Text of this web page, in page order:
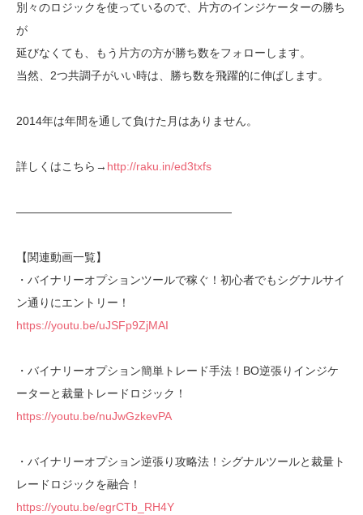
別々のロジックを使っているので、片方のインジケーターの勝ち
が
延びなくても、もう片方の方が勝ち数をフォローします。
当然、2つ共調子がいい時は、勝ち数を飛躍的に伸ばします。
2014年は年間を通して負けた月はありません。
詳しくはこちら→ http://raku.in/ed3txfs
———————————————————
【関連動画一覧】
・バイナリーオプションツールで稼ぐ！初心者でもシグナルサイ
ン通りにエントリー！
https://youtu.be/uJSFp9ZjMAI
・バイナリーオプション簡単トレード手法！BO逆張りインジケ
ーターと裁量トレードロジック！
https://youtu.be/nuJwGzkevPA
・バイナリーオプション逆張り攻略法！シグナルツールと裁量ト
レードロジックを融合！
https://youtu.be/egrCTb_RH4Y